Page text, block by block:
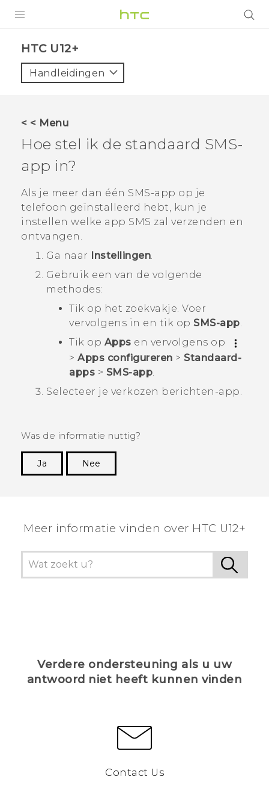
VIVE
AANBIEDINGEN
HTC Club
SUPPORT
HTC-apparaten & -accessoires
VIVERSE
Aanmelden
HTC U12+‎
Handleidingen
< < Menu
Hoe stel ik de standaard SMS-
app in?
Als je meer dan één SMS-app op je
telefoon geïnstalleerd hebt, kun je
instellen welke app SMS zal verzenden en
ontvangen.
Ga naar
Instellingen.
Gebruik een van de volgende
methodes:
Tik op het zoekvakje. Voer
vervolgens in en tik op SMS-app.
Tik op Apps en vervolgens op
> Apps configureren > Standaard-
apps > SMS-app
Selecteer je verkozen berichten-app.
Was de informatie nuttig?
Ja
Nee
Meer informatie vinden over HTC U12+
Verdere ondersteuning als u uw
antwoord niet heeft kunnen vinden
Contact Us